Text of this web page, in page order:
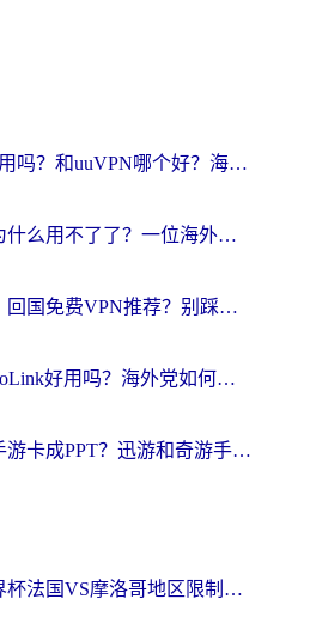
MalusVPN好用吗？和uuVPN哪个好？海外党无缝访问国内资源的真实对比与选择指南
归雁加速器为什么用不了了？一位海外游子的真实困惑与技术解答
海外党必看：回国免费VPN推荐？别踩坑！教你选对加速器无缝刷国内资源
ChickCN和GoLink好用吗？海外党如何选对回国加速器
海外玩国内手游卡成PPT？迅游和奇游手游哪个好？一篇讲透回国加速器怎么选
在国外看世界杯法国VS摩洛哥地区限制？这篇指南让你流畅看中文解说无压力